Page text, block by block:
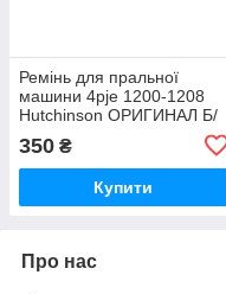
Ремінь для пральної
машини 4pje 1200-1208
Hutchinson ОРИГИНАЛ Б/
350 ₴
Купити
Про нас